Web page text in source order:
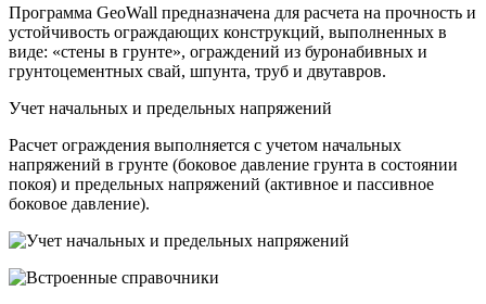
Программа GeoWall предназначена для расчета на прочность и
устойчивость ограждающих конструкций, выполненных в
виде: «стены в грунте», ограждений из буронабивных и
грунтоцементных свай, шпунта, труб и двутавров.
Учет начальных и предельных напряжений
Расчет ограждения выполняется с учетом начальных
напряжений в грунте (боковое давление грунта в состоянии
покоя) и предельных напряжений (активное и пассивное
боковое давление).